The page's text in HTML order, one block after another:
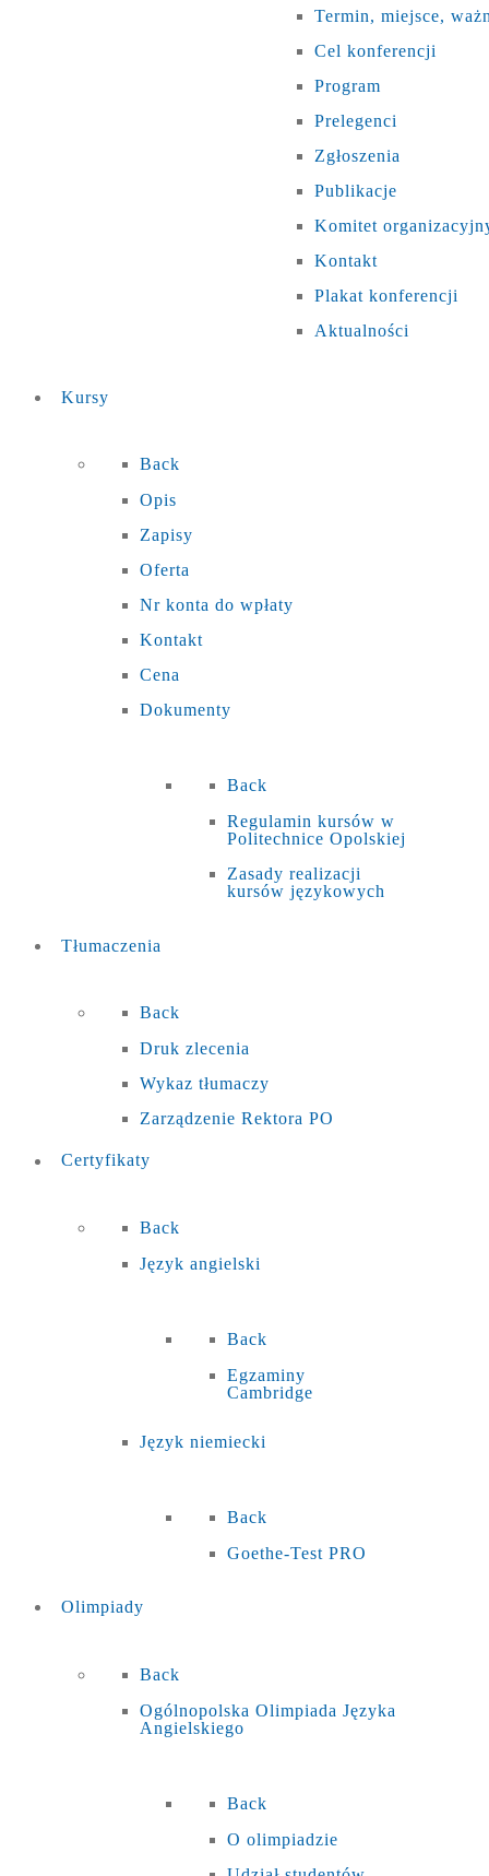
Termin, miejsce,
Cel konferencji
Program
Prelegenci
Zgłoszenia
Publikacje
Komitet
Kontakt
Plakat konferencji
Aktualności
Kursy
Back
Opis
Zapisy
Oferta
Nr konta do wpłaty
Kontakt
Cena
Dokumenty
Back
Regulamin kursów w
Politechnice Opolskiej
Zasady realizacji
kursów językowych
Tłumaczenia
Back
Druk zlecenia
Wykaz tłumaczy
Zarządzenie Rektora PO
Certyfikaty
Back
Język angielski
Back
Egzaminy
Cambridge
Język niemiecki
Back
Goethe-Test PRO
Olimpiady
Back
Ogólnopolska Olimpiada Języka
Angielskiego
Back
O olimpiadzie